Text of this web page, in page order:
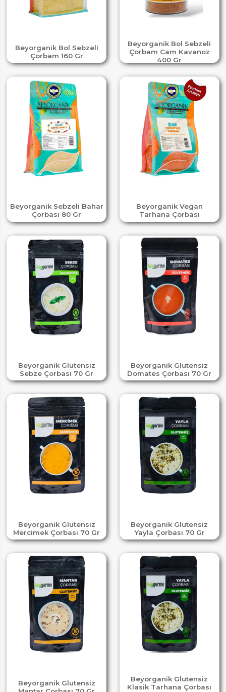
Beyorganik Bol Sebzeli
Çorbam 160 Gr
Beyorganik Bol Sebzeli
Çorbam Cam Kavanoz
400 Gr
Beyorganik Sebzeli Bahar
Çorbası 80 Gr
Beyorganik Vegan
Tarhana Çorbası
Beyorganik Glutensiz
Sebze Çorbası 70 Gr
Beyorganik Glutensiz
Domates Çorbası 70 Gr
Beyorganik Glutensiz
Mercimek Çorbası 70 Gr
Beyorganik Glutensiz
Yayla Çorbası 70 Gr
Beyorganik Glutensiz
Beyorganik Glutensiz
Klasik Tarhana Çorbası